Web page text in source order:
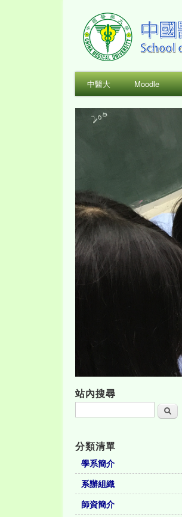
中醫大 Moodle
站內搜尋
搜尋
分類清單
學系簡介
系辦組織
師資簡介